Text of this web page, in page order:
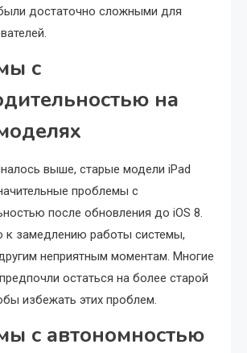
достаточно сложными для
с
на
выше, старые модели iPad
проблемы с
после обновления до iOS 8.
к замедлению работы системы,
неприятным моментам. Многие
остаться на более старой
избежать этих проблем.
с автономностью